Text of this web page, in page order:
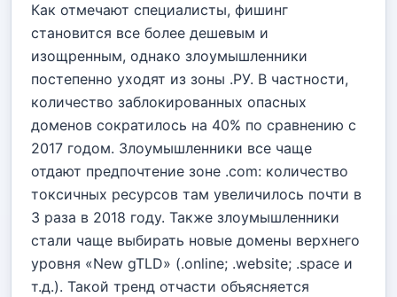
Как отмечают специалисты, фишинг
становится все более дешевым и
изощренным, однако злоумышленники
постепенно уходят из зоны .РУ. В частности,
количество заблокированных опасных
доменов сократилось на 40% по сравнению с
2017 годом. Злоумышленники все чаще
отдают предпочтение зоне .com: количество
токсичных ресурсов там увеличилось почти в
3 раза в 2018 году. Также злоумышленники
стали чаще выбирать новые домены верхнего
уровня «New gTLD» (.online; .website; .space и
т.д.). Такой тренд отчасти объясняется